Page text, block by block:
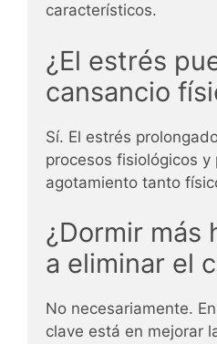
característicos.
¿El estrés
cansancio
Sí. El estrés
procesos fisiológicos y
agotamiento tanto
¿Dormir más
a eliminar el
No necesariamente.
clave está en mejorar